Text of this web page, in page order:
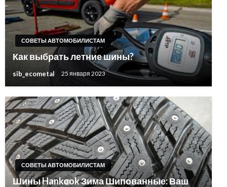
СОВЕТЫ АВТОМОБИЛИСТАМ
Как выбрать летние шины?
sib_ecometal 25 января 2023
СОВЕТЫ АВТОМОБИЛИСТАМ
Шины Hankook Зима Шипованные: Ваш